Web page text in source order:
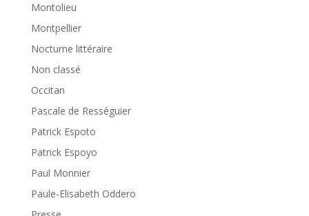
Montolieu
Montpellier
Nocturne littéraire
Non classé
Occitan
Pascale de Rességuier
Patrick Espoto
Patrick Espoyo
Paul Monnier
Paule-Elisabeth Oddero